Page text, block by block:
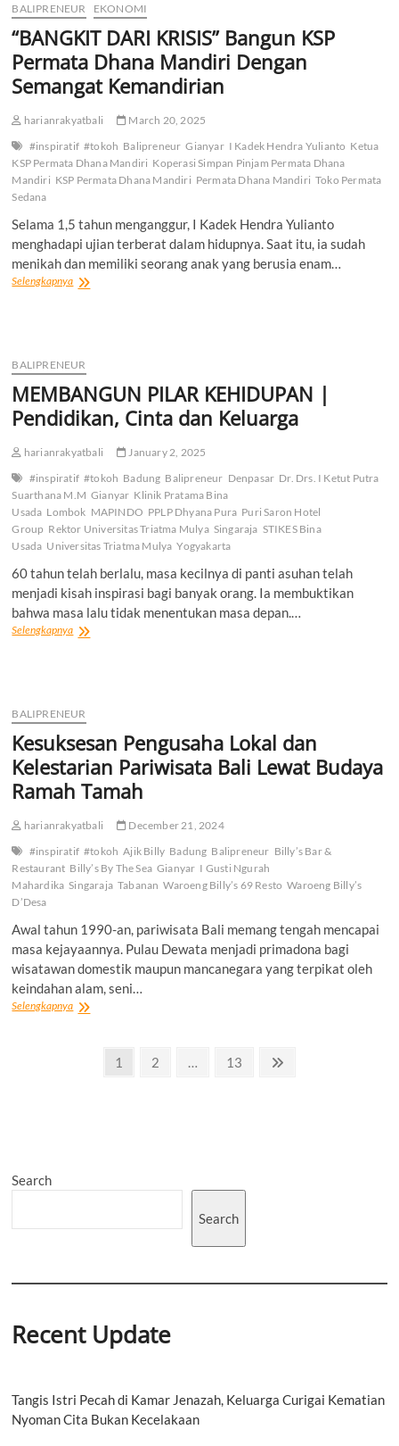
Bagi
Pertumbuhan
Perekonomian
Masyarakat
di
Wilayahnya
BALIPRENEUR EKONOMI
“BANGKIT DARI KRISIS” Bangun KSP
Permata Dhana Mandiri Dengan
Semangat Kemandirian
harianrakyatbali
March 20, 2025
#inspiratif #tokoh Balipreneur Gianyar I Kadek Hendra Yulianto Ketua
KSP Permata Dhana Mandiri Koperasi Simpan Pinjam Permata Dhana
Mandiri KSP Permata Dhana Mandiri Permata Dhana Mandiri Toko Permata
Sedana
Selama 1,5 tahun menganggur, I Kadek Hendra Yulianto
menghadapi ujian terberat dalam hidupnya. Saat itu, ia sudah
menikah dan memiliki seorang anak yang berusia enam…
Selengkapnya“BANGKIT
Permata
Dhana
Mandiri
Dengan
Semangat
BALIPRENEUR
MEMBANGUN PILAR KEHIDUPAN |
Pendidikan, Cinta dan Keluarga
harianrakyatbali
January 2, 2025
#inspiratif #tokoh Badung Balipreneur Denpasar Dr. Drs. I Ketut Putra
Suarthana M.M Gianyar Klinik Pratama Bina
Usada Lombok MAPINDO PPLP Dhyana Pura Puri Saron Hotel
Group Rektor Universitas Triatma Mulya Singaraja STIKES Bina
Usada Universitas Triatma Mulya Yogyakarta
60 tahun telah berlalu, masa kecilnya di panti asuhan telah
menjadi kisah inspirasi bagi banyak orang. Ia membuktikan
bahwa masa lalu tidak menentukan masa depan.…
SelengkapnyaMEMBANGUN
Cinta
dan
Keluarga
BALIPRENEUR
Kesuksesan Pengusaha Lokal dan
Kelestarian Pariwisata Bali Lewat Budaya
Ramah Tamah
harianrakyatbali
December 21, 2024
#inspiratif #tokoh Ajik Billy Badung Balipreneur Billy’s Bar &
Restaurant Billy’s By The Sea Gianyar I Gusti Ngurah
Mahardika Singaraja Tabanan Waroeng Billy’s 69 Resto Waroeng Billy’s
D’Desa
Awal tahun 1990-an, pariwisata Bali memang tengah mencapai
masa kejayaannya. Pulau Dewata menjadi primadona bagi
wisatawan domestik maupun mancanegara yang terpikat oleh
keindahan alam, seni…
SelengkapnyaKesuksesan
KelestarianPage
1 Page
2 … Page
13
Next
Search
Search
Recent Update
Tangis Istri Pecah di Kamar Jenazah, Keluarga Curigai Kematian
Nyoman Cita Bukan Kecelakaan